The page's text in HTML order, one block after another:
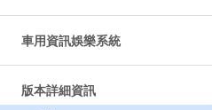
車用資訊娛樂系統
版本詳細資訊